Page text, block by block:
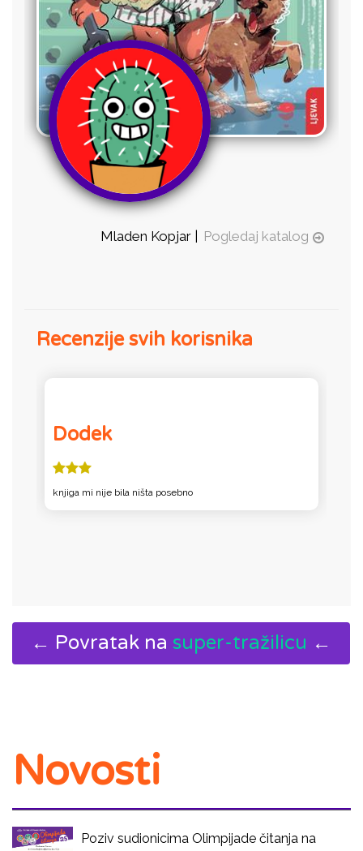
Mladen Kopjar | Pogledaj katalog
Recenzije svih korisnika
Dodek
knjiga mi nije bila ništa posebno
← Povratak na super-tražilicu ←
Novosti
Poziv sudionicima Olimpijade čitanja na